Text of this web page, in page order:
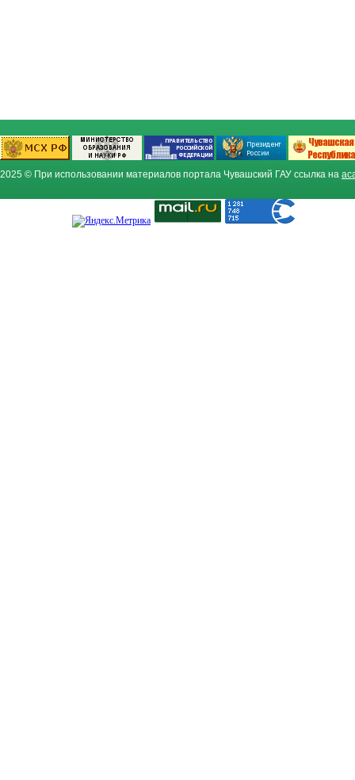
2025 © При использовании материалов портала Чувашский ГАУ ссылка на